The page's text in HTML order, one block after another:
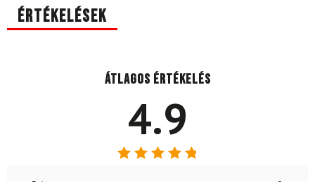
Értékelések
Átlagos értékelés
4.9